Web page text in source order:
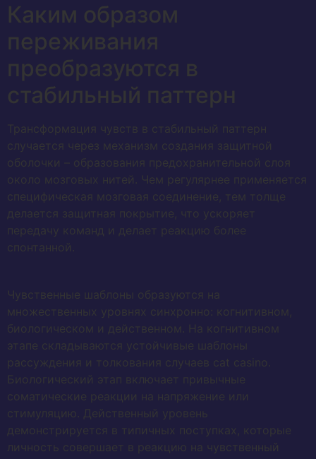
Каким образом
переживания
преобразуются в
стабильный паттерн
Трансформация чувств в стабильный паттерн
случается через механизм создания защитной
оболочки – образования предохранительной слоя
около мозговых нитей. Чем регулярнее применяется
специфическая мозговая соединение, тем толще
делается защитная покрытие, что ускоряет
передачу команд и делает реакцию более
спонтанной.
Чувственные шаблоны образуются на
множественных уровнях синхронно: когнитивном,
биологическом и действенном. На когнитивном
этапе складываются устойчивые шаблоны
рассуждения и толкования случаев cat casino.
Биологический этап включает привычные
соматические реакции на напряжение или
стимуляцию. Действенный уровень
демонстрируется в типичных поступках, которые
личность совершает в реакцию на чувственный